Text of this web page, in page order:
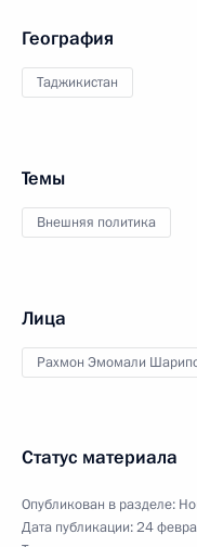
География
Таджикистан
Темы
Внешняя политика
Лица
Рахмон Эмомали
Статус материала
Опубликован в разделе:
Дата публикации:24